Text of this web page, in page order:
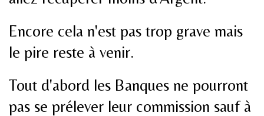
Encore cela n'est pas trop grave mais
le pire reste à venir.
Tout d'abord les Banques ne pourront
pas se prélever leur commission sauf à